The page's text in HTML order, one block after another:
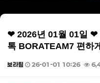
❤ 2026년 01월 01일 ❤
톡 BORATEAM7 편하
보라팀 26-01-01 10:26